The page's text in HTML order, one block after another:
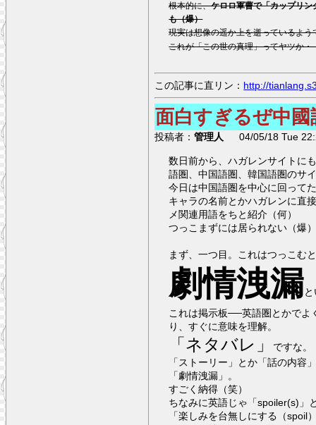
根本的に、ケロロ軍曹で「カップリ
も（爆）
現実は想像の遥か上を逝っているよう
これが「この世の真理」ってヤツか・
この記事に直リン： http://
面白すぎるぜ中國
投稿者：管理人 04/05/18 Tue
数日前から、ハガレンサイトに
語圏、中国語圏、韓国語圏のサ
今日は中国語圏を中心に回って
キャラの名前とかハガレンに直
メ関連用語をちと紹介（何）
つっこまずには居られない（爆
まず、一つ目。これはつっこむ
劇情洩漏
これは掲示板──英語圏とかでよくある「fan forum」、中国語では「討論區」という
り、すぐに意味を理解。
「ネタバレ」
ですな。
「ストーリー」とか「話の内
「劇情洩漏」。
すごく納得（笑）
ちなみに英語じゃ「spoiler(s)」
「楽しみを台無しにする（spoil